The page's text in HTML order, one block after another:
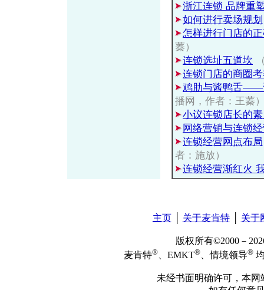
浙江连锁 品牌重
如何进行卖场规划
怎样进行门店的
蓁）
连锁选址五道坎
连锁门店的商圈
鸡肋与酱鸭舌——
播网，作者：王蓁
小议连锁店长的
网络营销与连锁
连锁经营网点布局
者：施放）
连锁经营渐红火
主页│ 关于麦肯特│ 关于
版权所有©2000－
麦肯特® 、EMKT® 、情境领导®
未经书面明确许可，本